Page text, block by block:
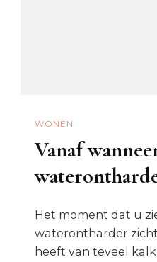
WONEN
Vanaf
Het moment dat u
waterontharder
heeft van teveel